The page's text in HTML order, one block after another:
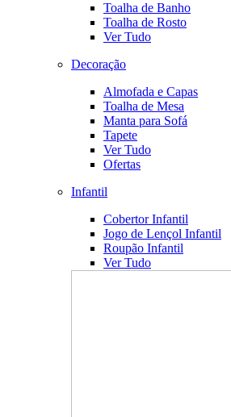
Toalha de Banho
Toalha de Rosto
Ver Tudo
Decoração
Almofada e Capas
Toalha de Mesa
Manta para Sofá
Tapete
Ver Tudo
Ofertas
Infantil
Cobertor Infantil
Jogo de Lençol Infantil
Roupão Infantil
Ver Tudo